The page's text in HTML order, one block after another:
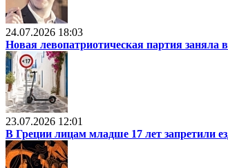
24.07.2026 18:03
Новая левопатриотическая партия заняла
23.07.2026 12:01
В Греции лицам младше 17 лет запретили